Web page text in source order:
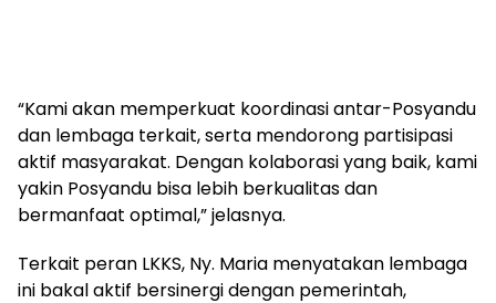
“Kami akan memperkuat koordinasi antar-Posyandu
dan lembaga terkait, serta mendorong partisipasi
aktif masyarakat. Dengan kolaborasi yang baik, kami
yakin Posyandu bisa lebih berkualitas dan
bermanfaat optimal,” jelasnya.
Terkait peran LKKS, Ny. Maria menyatakan lembaga
ini bakal aktif bersinergi dengan pemerintah,